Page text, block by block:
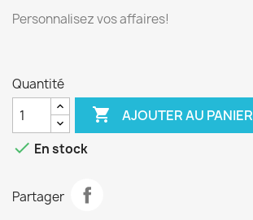
Personnalisez vos affaires!
Quantité
 AJOUTER AU PANIER
 En stock
Partager